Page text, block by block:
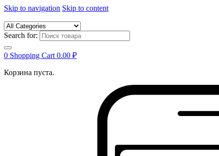
Skip to navigation Skip to content
Search for:
0 Shopping Cart 0.00 ₽
Корзина пуста.